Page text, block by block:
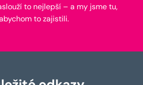
to nejlepší – a my jsme tu,
to zajistili.